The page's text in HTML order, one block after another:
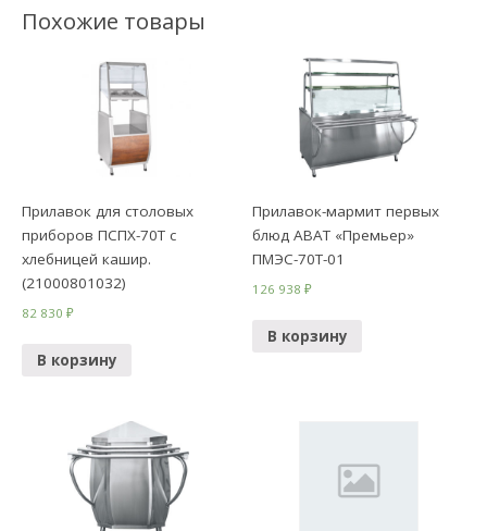
Похожие товары
Прилавок для столовых
приборов ПСПХ-70Т с
хлебницей кашир.
(21000801032)
82 830₽
В корзину
Прилавок-мармит первых
блюд ABAT «Премьер»
ПМЭС-70Т-01
126 938₽
В корзину